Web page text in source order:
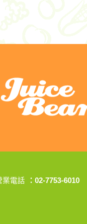
業電話
：02-7753-6010